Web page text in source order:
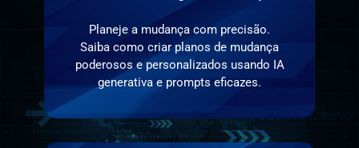
Planeje a mudança com precisão.
Saiba como criar planos de mudança
poderosos e personalizados usando IA
generativa e prompts eficazes.